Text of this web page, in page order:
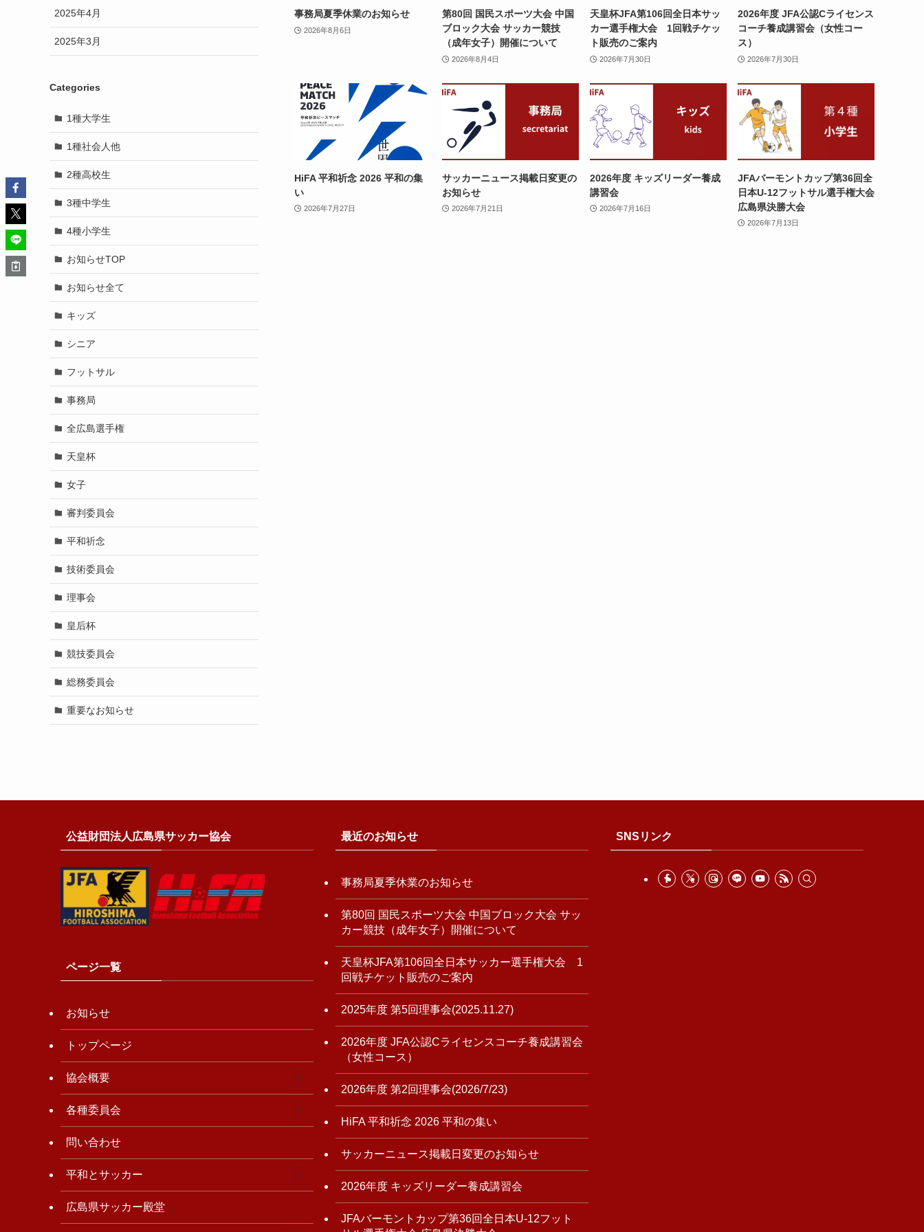
事務局夏季休業のお知らせ
2026年8月6日
第80回 国民スポーツ大会 中国
ブロック大会 サッカー競技
（成年女子）開催について
2026年8月4日
天皇杯JFA第106回全日本サッ
カー選手権大会 1回戦チケッ
ト販売のご案内
2026年7月30日
2026年度 JFA公認Cライセンス
コーチ養成講習会（女性コー
ス）
2026年7月30日
HiFA 平和祈念 2026 平和の集
い
2026年7月27日
サッカーニュース掲載日変更の
お知らせ
2026年7月21日
2026年度 キッズリーダー養成
講習会
2026年7月16日
JFAバーモントカップ第36回全
日本U-12フットサル選手権大会
広島県決勝大会
2026年7月13日
2025年4月
2025年3月
Categories
1種大学生
1種社会人他
2種高校生
3種中学生
4種小学生
お知らせTOP
お知らせ全て
キッズ
シニア
フットサル
事務局
全広島選手権
天皇杯
女子
審判委員会
平和祈念
技術委員会
理事会
皇后杯
競技委員会
総務委員会
重要なお知らせ
公益財団法人広島県サッカー協会
ページ一覧
お知らせ
トップページ
協会概要
各種委員会
問い合わせ
平和とサッカー
広島県サッカー殿堂
最近のお知らせ
事務局夏季休業のお知らせ
第80回 国民スポーツ大会 中国ブロック大会 サッ
カー競技（成年女子）開催について
天皇杯JFA第106回全日本サッカー選手権大会 1
回戦チケット販売のご案内
2025年度 第5回理事会(2025.11.27)
2026年度 JFA公認Cライセンスコーチ養成講習会
（女性コース）
2026年度 第2回理事会(2026/7/23)
HiFA 平和祈念 2026 平和の集い
サッカーニュース掲載日変更のお知らせ
2026年度 キッズリーダー養成講習会
JFAバーモントカップ第36回全日本U-12フット
SNSリンク